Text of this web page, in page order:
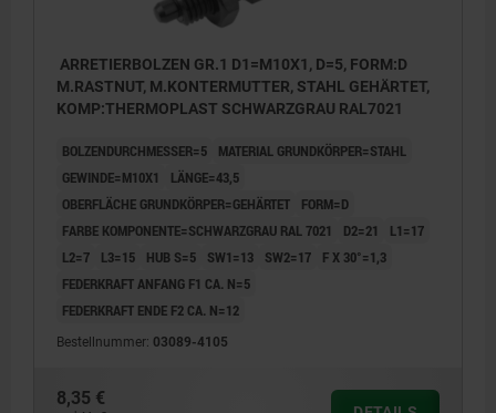
ARRETIERBOLZEN GR.1 D1=M10X1, D=5, FORM:D
M.RASTNUT, M.KONTERMUTTER, STAHL GEHÄRTET,
KOMP:THERMOPLAST SCHWARZGRAU RAL7021
BOLZENDURCHMESSER=5
MATERIAL GRUNDKÖRPER=STAHL
GEWINDE=M10X1
LÄNGE=43,5
OBERFLÄCHE GRUNDKÖRPER=GEHÄRTET
FORM=D
FARBE KOMPONENTE=SCHWARZGRAU RAL 7021
D2=21
L1=17
L2=7
L3=15 HUB S=5 SW1=13 SW2=17
F X 30°=1,3
FEDERKRAFT ANFANG F1 CA. N=5
FEDERKRAFT ENDE F2 CA. N=12
Bestellnummer: 03089-4105
8,35 €